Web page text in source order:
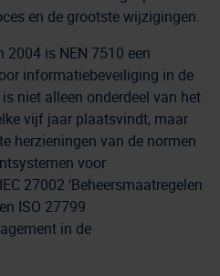
en de grootste wijzigingen.
2004 is NEN 7510 een
informatiebeveiliging in de
niet alleen onderdeel van het
vijf jaar plaatsvindt, maar
herzieningen van de normen
voor
27002 ‘Beheersmaatregelen
ISO 27799
in de